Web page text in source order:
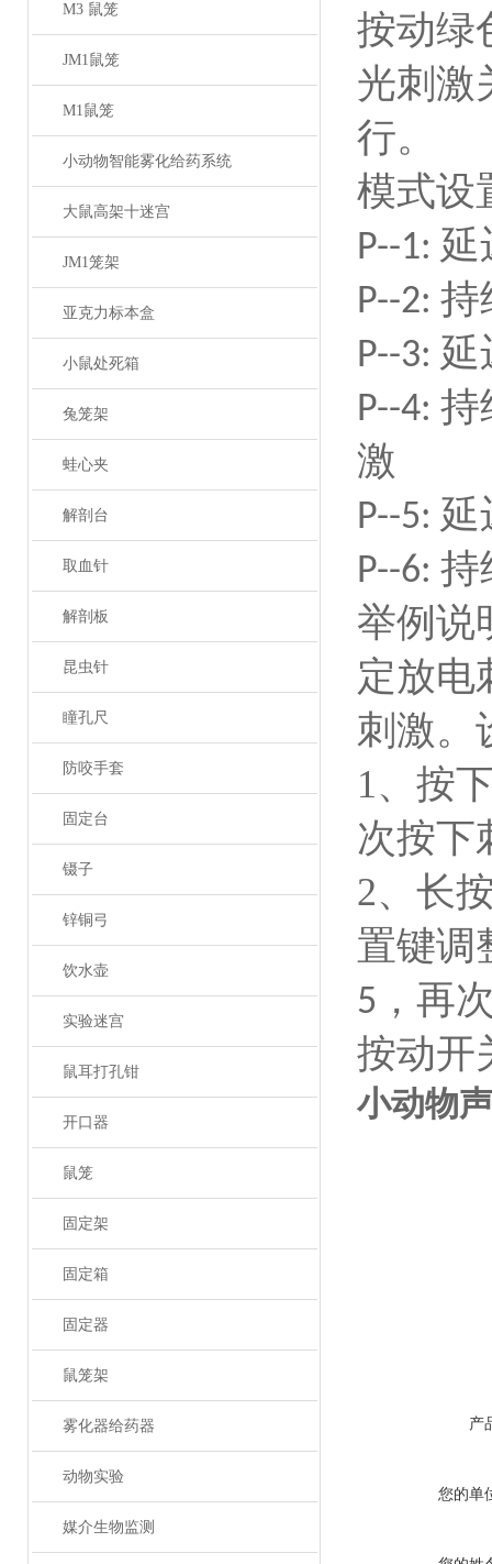
M3 鼠笼
JM1鼠笼
M1鼠笼
小动物智能雾化给药系统
大鼠高架十迷宫
JM1笼架
亚克力标本盒
小鼠处死箱
兔笼架
蛙心夹
解剖台
取血针
解剖板
昆虫针
瞳孔尺
防咬手套
固定台
镊子
锌铜弓
饮水壶
实验迷宫
鼠耳打孔钳
开口器
鼠笼
固定架
固定箱
固定器
鼠笼架
雾化器给药器
动物实验
媒介生物监测
按动绿
光刺激
行。
模式设
P--1: 延
P--2: 持
P--3: 延
P--4: 持
激
P--5: 延
P--6: 持
举例说
定放电
刺激。
1、 按
次按下
2、 长
置键调
5 ，再
按动开
小动物
产
您的单